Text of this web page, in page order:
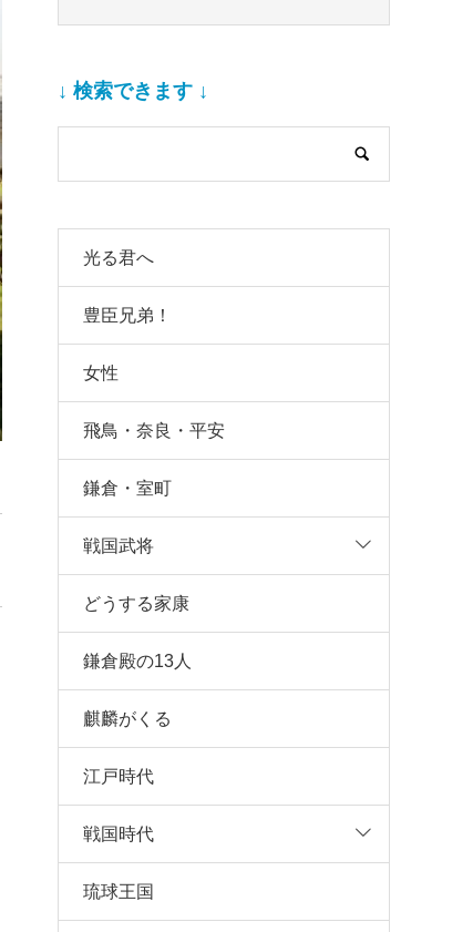
↓ 検索できます ↓
光る君へ
豊臣兄弟！
女性
飛鳥・奈良・平安
鎌倉・室町
戦国武将
どうする家康
鎌倉殿の13人
麒麟がくる
江戸時代
戦国時代
琉球王国